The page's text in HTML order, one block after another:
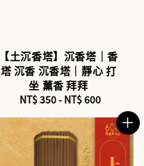
【土沉香塔】沉香塔｜香
塔 沉香 沉香塔｜靜心 打
坐 薰香 拜拜
Regular
NT$ 350- NT$ 600